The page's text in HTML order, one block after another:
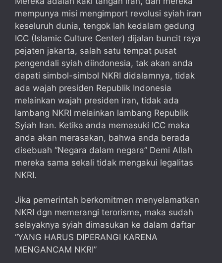
mempunya misi mengimport revolusi syiah iran
keseluruh dunia, tengok lah kedalam gedung
ICC (Islamic Culture Center) dijalan buncit raya
pejaten jakarta, salah satu tempat pusat
pengendali syiah diindonesia, tak akan anda
dapati simbol-simbol NKRI didalamnya, tidak
ada wajah presiden Republik Indonesia
melainkan wajah presiden iran, tidak ada
lambang NKRI melainkan lambang Republik
Syiah Iran. Ketika anda memasuki ICC maka
anda akan merasakan, bahwa anda berada
disebuah “Negara dalam negara” Demi Allah
mereka sama sekali tidak mengakui legalitas
NKRI.
Jika pemerintah berkomitmen menyelamatkan
NKRI dgn memerangi terorisme, maka sudah
selayaknya syiah dimasukan ke dalam daftar
“YANG HARUS DIPERANGI KARENA
MENGANCAM NKRI”